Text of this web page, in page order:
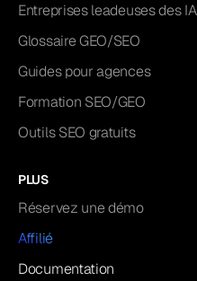
Entreprises leadeuses des IA
Glossaire GEO/SEO
Guides pour agences
Formation SEO/GEO
Outils SEO gratuits
PLUS
Réservez une démo
Affilié
Documentation